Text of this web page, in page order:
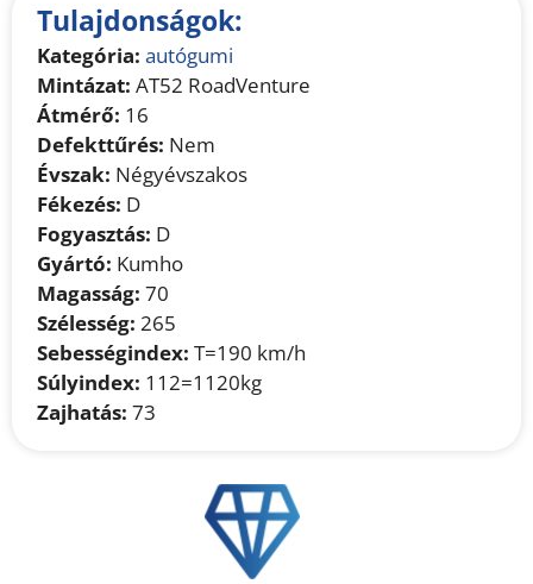
Tulajdonságok:
Kategória: autógumi
Mintázat: AT52 RoadVenture
Átmérő: 16
Defekttűrés: Nem
Évszak: Négyévszakos
Fékezés: D
Fogyasztás: D
Gyártó: Kumho
Magasság: 70
Szélesség: 265
Sebességindex: T=190 km/h
Súlyindex: 112=1120kg
Zajhatás: 73